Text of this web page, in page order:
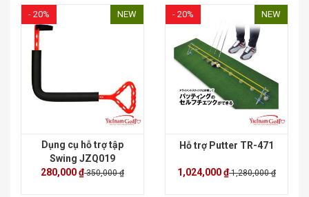
- 20% NEW
Dụng cụ hỗ trợ tập
Swing JZQ019
280,000 ₫350,000 ₫
- 20% NEW
Hỗ trợ Putter TR-471
1,024,000 ₫1,280,000 ₫